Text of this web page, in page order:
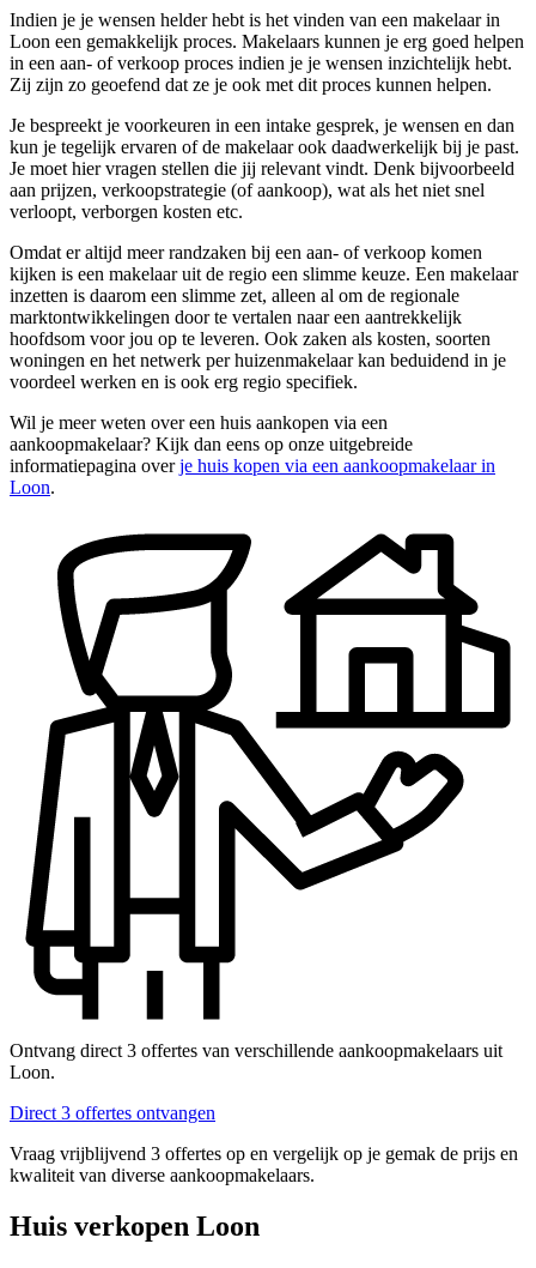
Indien je je wensen helder hebt is het vinden van een makelaar in
Loon een gemakkelijk proces. Makelaars kunnen je erg goed helpen
in een aan- of verkoop proces indien je je wensen inzichtelijk hebt.
Zij zijn zo geoefend dat ze je ook met dit proces kunnen helpen.
Je bespreekt je voorkeuren in een intake gesprek, je wensen en dan
kun je tegelijk ervaren of de makelaar ook daadwerkelijk bij je past.
Je moet hier vragen stellen die jij relevant vindt. Denk bijvoorbeeld
aan prijzen, verkoopstrategie (of aankoop), wat als het niet snel
verloopt, verborgen kosten etc.
Omdat er altijd meer randzaken bij een aan- of verkoop komen
kijken is een makelaar uit de regio een slimme keuze. Een makelaar
inzetten is daarom een slimme zet, alleen al om de regionale
marktontwikkelingen door te vertalen naar een aantrekkelijk
hoofdsom voor jou op te leveren. Ook zaken als kosten, soorten
woningen en het netwerk per huizenmakelaar kan beduidend in je
voordeel werken en is ook erg regio specifiek.
Wil je meer weten over een huis aankopen via een
aankoopmakelaar? Kijk dan eens op onze uitgebreide
informatiepagina overje huis kopen via een aankoopmakelaar in
Loon.
Ontvang direct 3 offertes van verschillende aankoopmakelaars uit
Loon.
Direct 3 offertes ontvangen
Vraag vrijblijvend 3 offertes op en vergelijk op je gemak de prijs en
kwaliteit van diverse aankoopmakelaars.
Huis verkopen Loon